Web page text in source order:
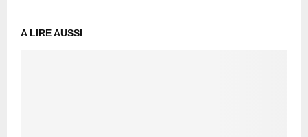
A LIRE AUSSI